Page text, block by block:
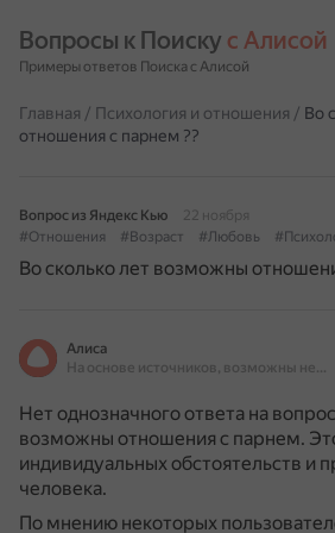
Вопросы к Поиску с Алисой
Примеры ответов Поиска с Алисой
Главная / Психология и отношения / Во
отношения с парнем ??
Вопрос из Яндекс Кью
22 ноября
#Отношения
#Возраст #Любовь
Во сколько лет возможны
Алиса
На основе источников, возможны неточности
Нет однозначного ответа на
возможны отношения с парнем.
индивидуальных обстоятельств и
человека.
По мнению некоторых